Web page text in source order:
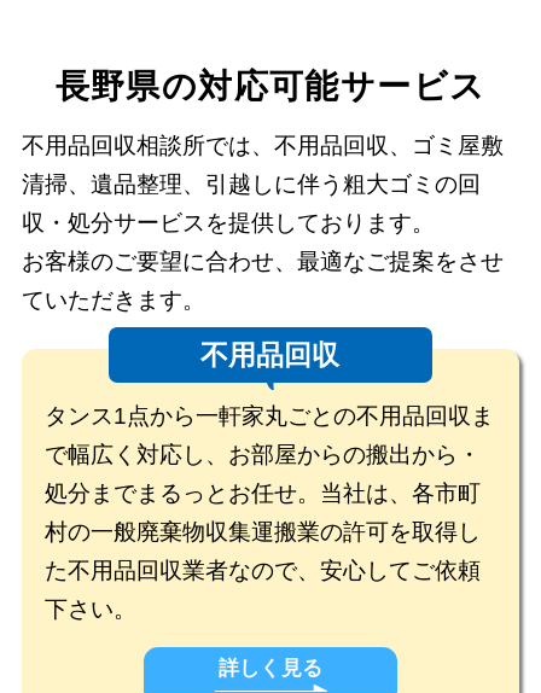
長野県の対応可能サービス
不用品回収相談所では、不用品回収、ゴミ屋敷
清掃、遺品整理、引越しに伴う粗大ゴミの回
収・処分サービスを提供しております。
お客様のご要望に合わせ、最適なご提案をさせ
ていただきます。
不用品回収
タンス1点から一軒家丸ごとの不用品回収ま
で幅広く対応し、お部屋からの搬出から・
処分までまるっとお任せ。当社は、各市町
村の一般廃棄物収集運搬業の許可を取得し
た不用品回収業者なので、安心してご依頼
下さい。
詳しく見る